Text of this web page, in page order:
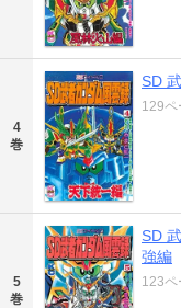
4
巻
SD
129ペ
5
巻
SD
強編
123ペ